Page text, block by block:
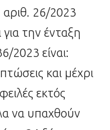
26/2023
την ένταξη
2023 είναι:
και μέχρι
εκτός
να υπαχθούν